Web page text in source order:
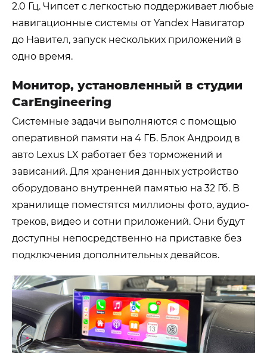
2.0 Гц. Чипсет с легкостью поддерживает любые
навигационные системы от Yandex Навигатор
до Навител, запуск нескольких приложений в
одно время.
Монитор, установленный в студии
CarEngineering
Системные задачи выполняются с помощью
оперативной памяти на 4 ГБ. Блок Андроид в
авто Lexus LX работает без торможений и
зависаний. Для хранения данных устройство
оборудовано внутренней памятью на 32 Гб. В
хранилище поместятся миллионы фото, аудио-
треков, видео и сотни приложений. Они будут
доступны непосредственно на приставке без
подключения дополнительных девайсов.